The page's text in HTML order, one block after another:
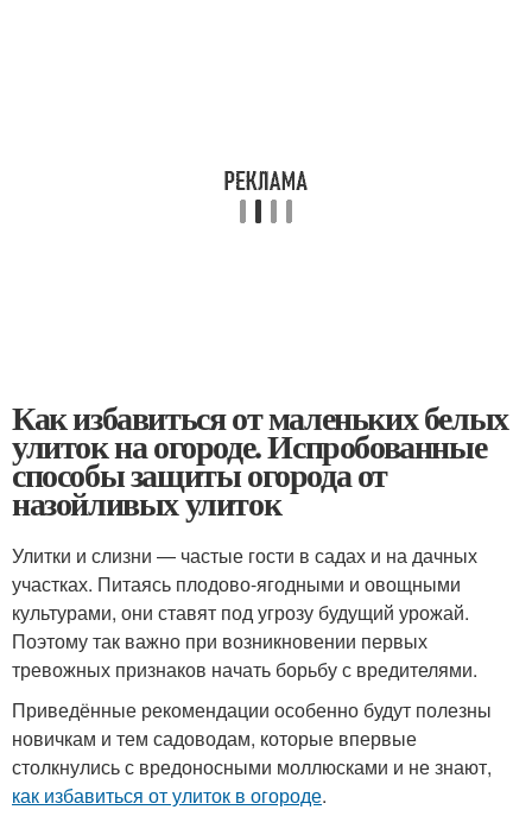
Как избавиться от маленьких белых
улиток на огороде. Испробованные
способы защиты огорода от
назойливых улиток
Улитки и слизни — частые гости в садах и на дачных
участках. Питаясь плодово-ягодными и овощными
культурами, они ставят под угрозу будущий урожай.
Поэтому так важно при возникновении первых
тревожных признаков начать борьбу с вредителями.
Приведённые рекомендации особенно будут полезны
новичкам и тем садоводам, которые впервые
столкнулись с вредоносными моллюсками и не знают,
как избавиться от улиток в огороде.